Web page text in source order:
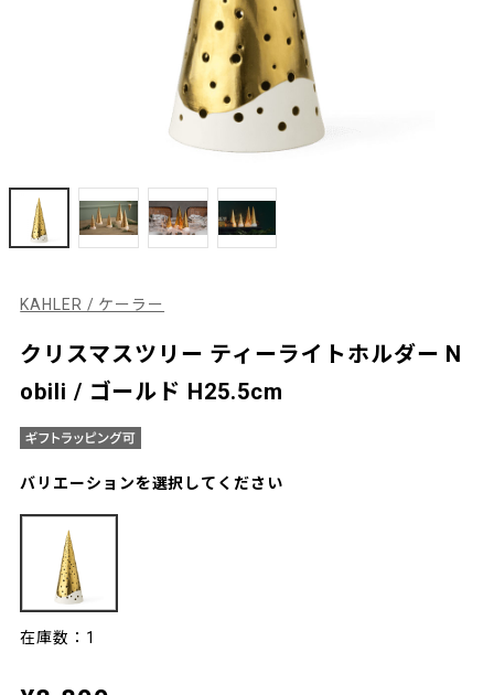
KAHLER / ケーラー
クリスマスツリー ティーライトホルダー N
obili / ゴールド H25.5cm
バリエーションを選択してください
在庫数：1